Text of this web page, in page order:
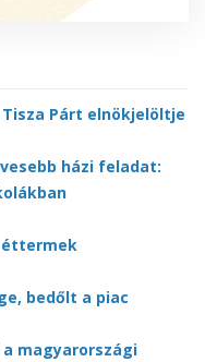
Párt elnökjelöltje
házi feladat:
éttermek
bedőlt a piac
magyarországi